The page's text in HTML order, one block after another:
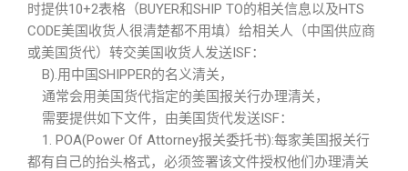
时提供10+2表格（BUYER和SHIP TO的相关信息以及HTS
CODE美国收货人很清楚都不用填）给相关人（中国供应商
或美国货代）转交美国收货人发送ISF：
B).用中国SHIPPER的名义清关，
通常会用美国货代指定的美国报关行办理清关，
需要提供如下文件，由美国货代发送ISF：
1. POA(Power Of Attorney报关委托书):每家美国报关行
都有自己的抬头格式，必须签署该文件授权他们办理清关